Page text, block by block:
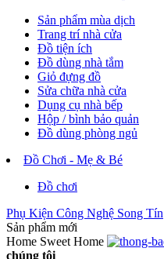
Sản phẩm mùa dịch
Trang trí nhà cửa
Đồ tiện ích
Đồ dùng nhà tắm
Giỏ đựng đồ
Sửa chữa nhà cửa
Dụng cụ nhà bếp
Hộp / bình bảo quản
Đồ dùng phòng ngủ
Đồ Chơi - Mẹ & Bé
Đồ chơi
Phụ Kiện Công Nghệ Song Tín
Sản phẩm mới
Home Sweet Home
chúng tôi